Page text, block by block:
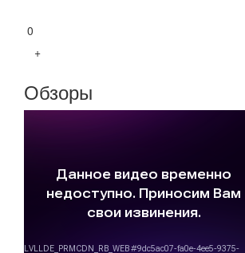
0
+
Обзоры